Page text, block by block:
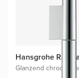
Hansgrohe
Glanzend chroom